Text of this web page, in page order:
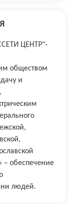
ЦЕНТР"-
обществом
и
– обеспечение
людей.